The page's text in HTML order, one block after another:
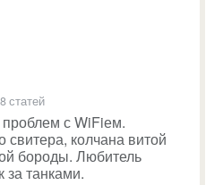
статей
с WiFiем.
свитера, колчана витой
бороды. Любитель
танками.